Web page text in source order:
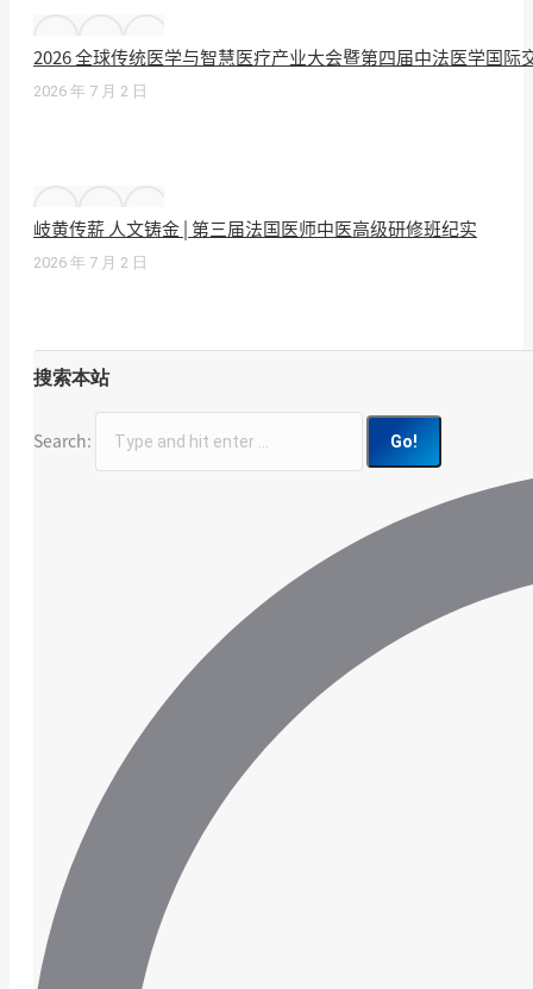
2026 全球传统医学与智慧医疗产业大会暨第四届中法医学国际
2026 年 7 月 2 日
岐黄传薪 人文铸金 | 第三届法国医师中医高级研修班纪实
2026 年 7 月 2 日
搜索本站
Search: